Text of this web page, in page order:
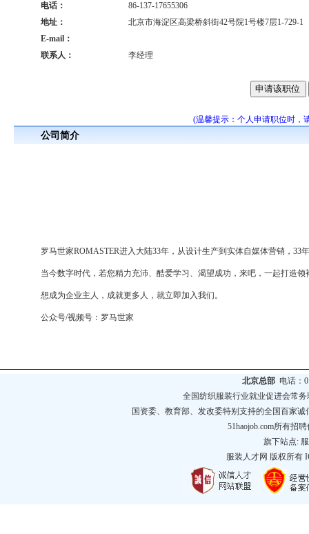
电话：
86-137-17655306
地址：
北京市海淀区高梁桥斜街42号院1号楼7层1-729-1
E-mail：
联系人：
李经理
(温馨提示：个人申请职位时，
公司简介
罗马世家ROMASTER进入大陆33年，从设计生产到实体自媒体营销，
当今数字时代，若您精力充沛、酷爱学习、渴望成功，来吧，一起打造领
想成为企业主人，成就更多人，就立即加入我们。
公众号/视频号：罗马世家
北京总部 电话：
全国纺织服装行业就业促进会常务
国资委、教育部、发改委特别支持的全国百家
51haojob.com所有招
旗下站点:
服装人才网 版权所有